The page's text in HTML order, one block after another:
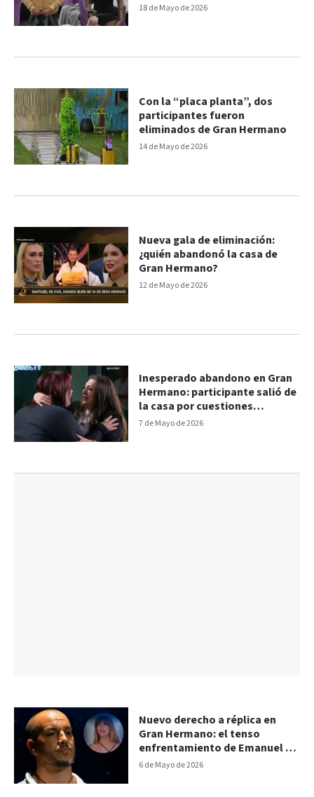
18 de Mayo de 2026
14 de Mayo de 2026
Con la “placa planta”, dos
participantes fueron
eliminados de Gran Hermano
12 de Mayo de 2026
Nueva gala de eliminación:
¿quién abandonó la casa de
Gran Hermano?
7 de Mayo de 2026
Inesperado abandono en Gran
Hermano: participante salió de
la casa por cuestiones
familiares
6 de Mayo de 2026
Nuevo derecho a réplica en
Gran Hermano: el tenso
enfrentamiento de Emanuel y
Solange